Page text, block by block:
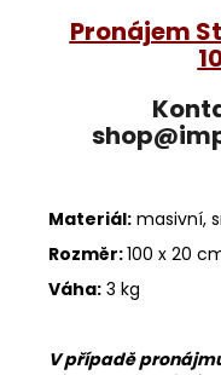
Pronájem
Materiál: masivní,
Rozměr:100 x 20
Váha: 3 kg
V případě